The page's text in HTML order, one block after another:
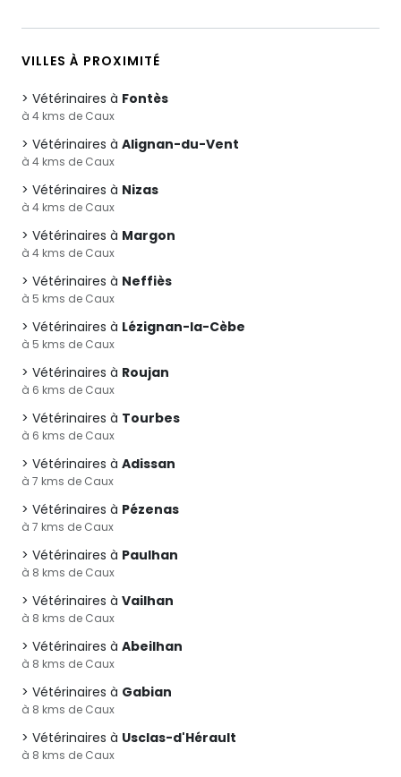
VILLES À PROXIMITÉ
Vétérinaires à Fontès
à 4 kms de Caux
Vétérinaires à Alignan-du-Vent
à 4 kms de Caux
Vétérinaires à Nizas
à 4 kms de Caux
Vétérinaires à Margon
à 4 kms de Caux
Vétérinaires à Neffiès
à 5 kms de Caux
Vétérinaires à Lézignan-la-Cèbe
à 5 kms de Caux
Vétérinaires à Roujan
à 6 kms de Caux
Vétérinaires à Tourbes
à 6 kms de Caux
Vétérinaires à Adissan
à 7 kms de Caux
Vétérinaires à Pézenas
à 7 kms de Caux
Vétérinaires à Paulhan
à 8 kms de Caux
Vétérinaires à Vailhan
à 8 kms de Caux
Vétérinaires à Abeilhan
à 8 kms de Caux
Vétérinaires à Gabian
à 8 kms de Caux
Vétérinaires à Usclas-d'Hérault
à 8 kms de Caux